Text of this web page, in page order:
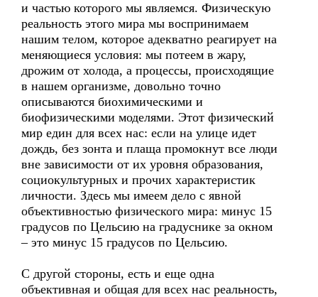
и частью которого мы являемся. Физическую
реальность этого мира мы воспринимаем
нашим телом, которое адекватно реагирует на
меняющиеся условия: мы потеем в жару,
дрожим от холода, а процессы, происходящие
в нашем организме, довольно точно
описываются биохимическими и
биофизическими моделями. Этот физический
мир един для всех нас: если на улице идет
дождь, без зонта и плаща промокнут все люди
вне зависимости от их уровня образования,
социокультурных и прочих характеристик
личности. Здесь мы имеем дело с явной
объективностью физического мира: минус 15
градусов по Цельсию на градуснике за окном
– это минус 15 градусов по Цельсию.
С другой стороны, есть и еще одна
объективная и общая для всех нас реальность,